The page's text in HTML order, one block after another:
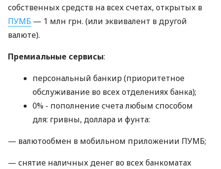
собственных средств на всех счетах, открытых в
ПУМБ — 1 млн грн. (или эквивалент в другой
валюте).
Премиальные сервисы:
персональный банкир (приоритетное
обслуживание во всех отделениях банка);
0% - пополнение счета любым способом
для: гривны, доллара и фунта:
— валютообмен в мобильном приложении ПУМБ;
— снятие наличных денег во всех банкоматах